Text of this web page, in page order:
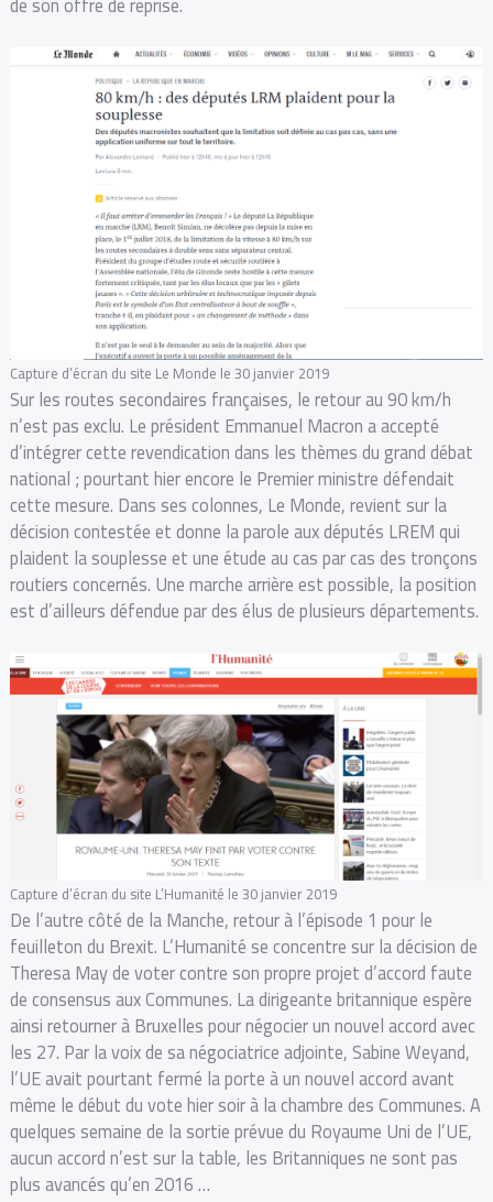
Capture d’écran du site Le Monde le 30 janvier 2019
Sur les routes secondaires françaises, le retour au 90 km/h
n’est pas exclu. Le président Emmanuel Macron a accepté
d’intégrer cette revendication dans les thèmes du grand débat
national ; pourtant hier encore le Premier ministre défendait
cette mesure. Dans ses colonnes, Le Monde, revient sur la
décision contestée et donne la parole aux députés LREM qui
plaident la souplesse et une étude au cas par cas des tronçons
routiers concernés. Une marche arrière est possible, la position
est d’ailleurs défendue par des élus de plusieurs départements.
Capture d’écran du site L’Humanité le 30 janvier 2019
De l’autre côté de la Manche, retour à l’épisode 1 pour le
feuilleton du Brexit. L’Humanité se concentre sur la décision de
Theresa May de voter contre son propre projet d’accord faute
de consensus aux Communes. La dirigeante britannique espère
ainsi retourner à Bruxelles pour négocier un nouvel accord avec
les 27. Par la voix de sa négociatrice adjointe, Sabine Weyand,
l’UE avait pourtant fermé la porte à un nouvel accord avant
même le début du vote hier soir à la chambre des Communes. A
quelques semaine de la sortie prévue du Royaume Uni de l’UE,
aucun accord n’est sur la table, les Britanniques ne sont pas
plus avancés qu’en 2016 …